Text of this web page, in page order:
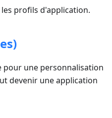
profils d'application.
une personnalisation
devenir une application